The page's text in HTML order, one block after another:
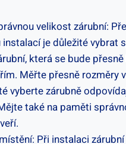
velikost zárubní:
je důležité vybrat
která se bude
Měřte přesně rozměry
vyberte zárubně
také na paměti
Při instalaci